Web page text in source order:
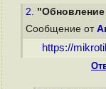
2. "Обновление
Сообщение от
https://